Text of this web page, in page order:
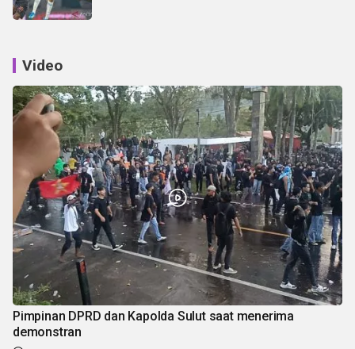
Video
Pimpinan DPRD dan Kapolda Sulut saat menerima
demonstran